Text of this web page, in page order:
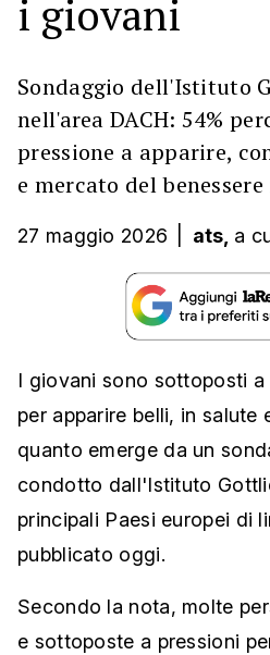
i giovani
Sondaggio dell'Istituto
nell'area DACH: 54%
pressione a apparire,
e mercato del
27 maggio 2026 ats, a
I giovani sono sottoposti
per apparire belli, in salute
quanto emerge da un
condotto dall'Istituto
principali Paesi europei di
pubblicato oggi.
Secondo la nota, molte
e sottoposte a pressioni